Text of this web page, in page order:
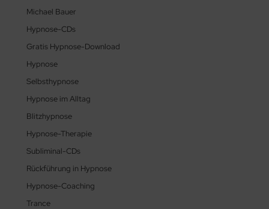
Michael Bauer
Hypnose-CDs
Gratis Hypnose-Download
Hypnose
Selbsthypnose
Hypnose im Alltag
Blitzhypnose
Hypnose-Therapie
Subliminal-CDs
Rückführung in Hypnose
Hypnose-Coaching
Trance